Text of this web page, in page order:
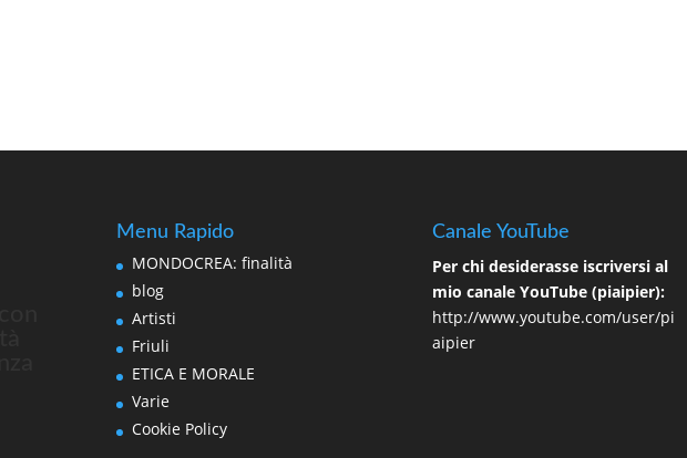
Menu Rapido
MONDOCREA: finalità
blog
Artisti
Friuli
ETICA E MORALE
Varie
Cookie Policy
Canale YouTube
Per chi desiderasse iscriversi al
mio canale YouTube (piaipier):
http://www.youtube.com/user/pi
aipier